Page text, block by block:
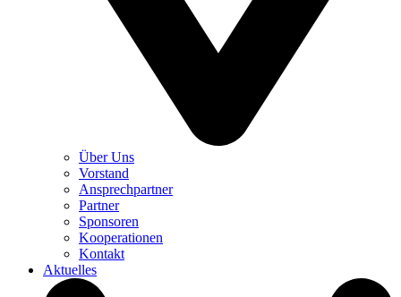
Über Uns
Vorstand
Ansprechpartner
Partner
Sponsoren
Kooperationen
Kontakt
Aktuelles